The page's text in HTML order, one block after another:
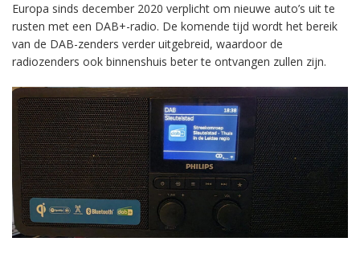
Europa sinds december 2020 verplicht om nieuwe auto’s uit te
rusten met een DAB+-radio. De komende tijd wordt het bereik
van de DAB-zenders verder uitgebreid, waardoor de
radiozenders ook binnenshuis beter te ontvangen zullen zijn.